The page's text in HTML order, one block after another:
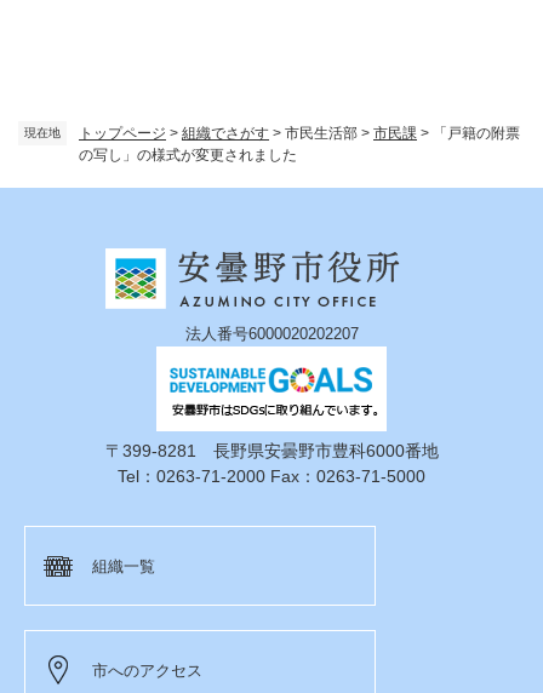
現在地 トップページ > 組織でさがす > 市民生活部 > 市民課 >
「戸籍の附票
の写し」の様式が変更されました
法人番号6000020202207
〒399-8281 長野県安曇野市豊科6000番地
Tel：0263-71-2000 Fax：0263-71-5000
組織一覧
市へのアクセス